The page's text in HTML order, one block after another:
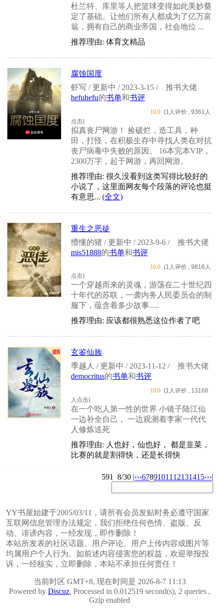
杜兰特、库里等人把篮球变得如此美妙奠
定了基础。让他们所有人都成为了亿万富
翁，拥有自己的商业帝国，社会地位 ...
推荐理由: 体育文精品
腐蚀国度
虾写 / 更新中 / 2023-3-15 /
推书大佬
hefuhefu的书单和书评
10.0 (1人评价 , 9361人
点击)
拟真丧尸网游！ 捡破烂，造工具，种
田，打怪，在积极生存中寻找人类在对抗
丧尸病毒中失败的原因。 16本完本VIP，
2300万字，起于网游，再回网游。
推荐理由: 很久没看到这类写得比较好的
小说了，这里面网友每个段落的评论也挺
有意思... (全文)
重生之恶徒
懵懂的猪 / 更新中 / 2023-9-6 /
推书大佬
mis51888的书单和书评
10.0 (1人评价 , 9816人
点击)
一个穿越而来的灵魂，游荡在二十世纪四
十年代的苏联，一袭内务人民委员会的制
服下，蕴含着多少故事.....
推荐理由: 应该都很熟悉这位作者了吧
玄鉴仙族
季越人 / 更新中 / 2023-11-12 /
推书大佬
democritus的书单和书评
10.0 (1人评价 , 13168
人点击)
在一个吃人第一性的世界 小镜子陆江仙
一边补全自己， 一边观测着李家一代代
人修炼送死
推荐理由: 人也好，仙也好， 都是韭菜，
比赛的就是割得快，还是长得快
591 8/30 |‹‹‹67891011 12131415›››|
YY书屋始建于2005/03/11，请所有会员发贴时务必遵守国家
互联网信息管理办法规定，我们拒绝任何色情、盗版、反
动、诽谤内容，一经发现，即作删除！
本站所发表的社区话题、用户评论、用户上传内容或图片等
均属用户个人行为。如前述内容侵害您的权益，欢迎举报投
诉，一经核实，立即删除，本站不承担任何责任！
当前时区 GMT+8, 现在时间是 2026-8-7 11:13
Powered by Discuz, Processed in 0.012519 second(s), 2 queries ,
Gzip enabled